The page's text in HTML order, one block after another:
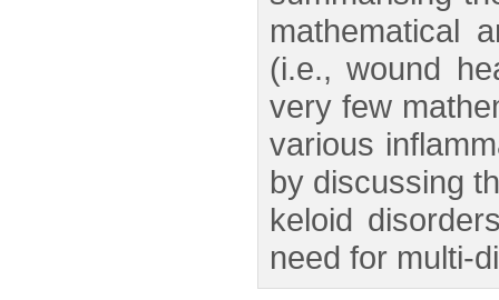
mathematical
(i.e., wound
very few
various
by discussing
keloid
need for multi-